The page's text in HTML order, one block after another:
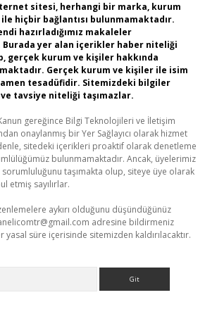
sitesi, herhangi bir marka, kurum
hiçbir bağlantısı bulunmamaktadır.
hazırladığımız makaleler
Burada yer alan içerikler haber niteliği
gerçek kurum ve kişiler hakkında
Gerçek kurum ve kişiler ile isim
tesadüfidir. Sitemizdeki bilgiler
tavsiye niteliği taşımazlar.
Kanun gereğince Bilgi Teknolojileri ve İletişim
onaylanmış bir Yer Sağlayıcı olarak hizmet
sitedeki içerikleri proaktif olarak denetleme
bulunmamaktadır. Ancak, üyelerimiz
sorumluluğunu taşımakta olup, siteye üye olarak
etmiş sayılırlar.
aykırı olduğunu düşündüğünüz
adresine bildirmeniz
yasal süre içerisinde sitemizden kaldırılacaktır.